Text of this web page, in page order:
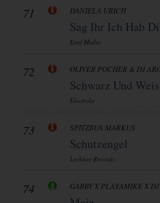
71 DANIELA URICH
Sag Ihr Ich Hab
Enef Media
72 OLIVER POCHER & DJ
Schwarz Und
Electrola
73 SPITZBUA MARKUS
Schutzengel
Lechner Records
74 GABBY X PLAYAMIKE X